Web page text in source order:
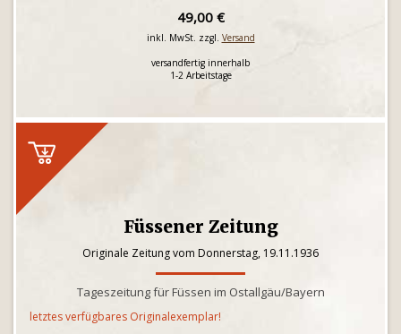
49,00 €
inkl. MwSt. zzgl. Versand
versandfertig innerhalb
1-2 Arbeitstage
Füssener Zeitung
Originale Zeitung vom Donnerstag, 19.11.1936
Tageszeitung für Füssen im Ostallgäu/Bayern
letztes verfügbares Originalexemplar!